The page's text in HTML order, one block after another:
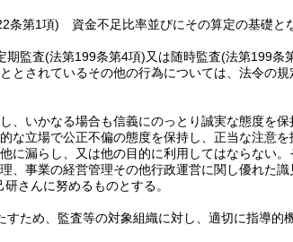
条第1項) 資金不足比率並びにその算定の基礎と
期監査(法第199条第4項)又は随時監査(法第199条
とされているその他の行為については、法令の規
、いかなる場合も信義にのっとり誠実な態度を保
な立場で公正不偏の態度を保持し、正当な注意を
に漏らし、又は他の目的に利用してはならない。
、事業の経営管理その他行政運営に関し優れた識
さんに努めるものとする。
すため、監査等の対象組織に対し、適切に指導的